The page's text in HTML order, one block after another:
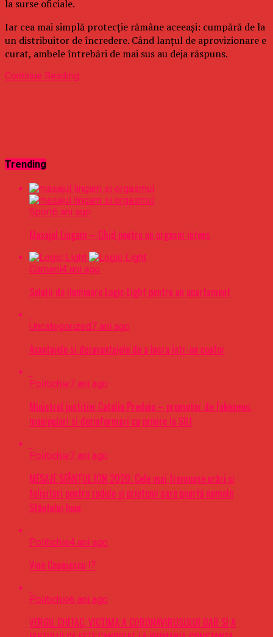
la surse oficiale.
Iar cea mai simplă protecție rămâne aceeași: cumpără de la
un distribuitor de încredere. Când lanțul de aprovizionare e
curat, ambele întrebări de mai sus au deja răspuns.
Continue Reading
Trending
Sport6 ani ago
Masajul Lingam – Ghid pentru un orgasm intens
Oameni4 ani ago
Soluții de iluminare Logic Light pentru un apartament
Uncategorized7 ani ago
Avantajele si dezavantajele de a lucra intr-un coafor
Politichie7 ani ago
Ministrul justitiei Catalin Predoiu – promotor de fakenews,
manipulari si dezinformari cu privire la SIIJ
Politichie7 ani ago
MESAJE SFÂNTUL ION 2020. Cele mai frumoase urări şi
felicitări pentru rudele şi prietenii care poartă numele
Sfântului Ioan
Politichie4 ani ago
Vine Ceaușescu !?
Politichie6 ani ago
VERGIL CHITAC, VICTIMA A CORONAVIRUSULUI DAR SI A